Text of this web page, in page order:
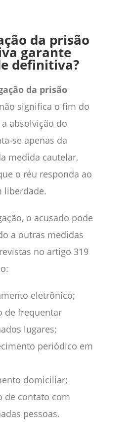
da prisão
garante
definitiva?
da prisão
não significa o fim do
absolvição do
se apenas da
medida cautelar,
o réu responda ao
liberdade.
o acusado pode
a outras medidas
no artigo 319
eletrônico;
de frequentar
lugares;
periódico em
domiciliar;
de contato com
pessoas.